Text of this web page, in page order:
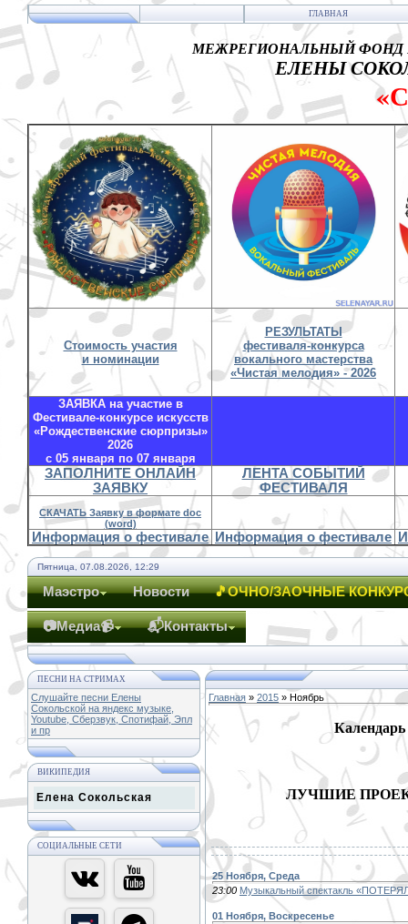
ГЛАВНАЯ
МЕЖРЕГИОНАЛЬНЫЙ ФОНД
ЕЛЕНЫ
Стоимость участия
и номинации
РЕЗУЛЬТАТЫ
фестиваля-конкурса
вокального мастерства
«Чистая мелодия» - 2026
ЗАЯВКА на участие в
Фестивале-конкурсе искусств
«Рождественские сюрпризы»
2026
с 05 января по 07 января
ЗАПОЛНИТЕ ОНЛАЙН
ЗАЯВКУ
ЛЕНТА СОБЫТИЙ
ФЕСТИВАЛЯ
СКАЧАТЬ Заявку в формате doc
(word)
Информация о фестивале Информация о фестивале
Пятница, 07.08.2026, 12:29
Маэстро Новости 🎵ОЧНО/ЗАОЧНЫЕ
📷Медиа📹 📬Контакты
ПЕСНИ НА СТРИМАХ
Слушайте песни Елены
Сокольской на яндекс музыке,
Youtube, Сберзвук, Спотифай, Эпл
и пр
ВИКИПЕДИЯ
Елена Сокольская
СОЦИАЛЬНЫЕ СЕТИ
Главная » 2015 » Ноябрь
ЛУЧШИЕ
25 Ноября, Среда
23:00 Музыкальный спектакль
01 Ноября, Воскресенье